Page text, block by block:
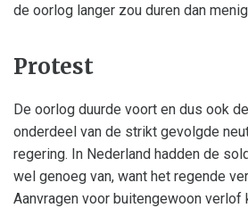
de oorlog langer zou duren dan
Protest
De oorlog duurde voort en dus ook
onderdeel van de strikt gevolgde
regering. In Nederland hadden de
wel genoeg van, want het regende
Aanvragen voor buitengewoon verlof